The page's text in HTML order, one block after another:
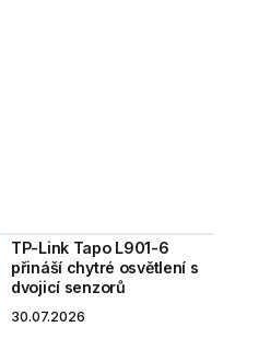
TP-Link Tapo L901-6
přináší chytré osvětlení s
dvojicí senzorů
30.07.2026